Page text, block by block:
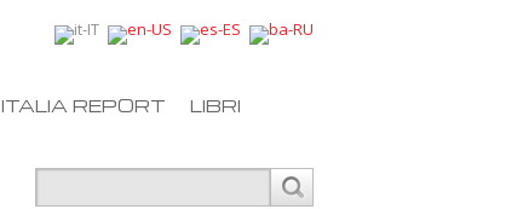
ITALIA REPORT LIBRI